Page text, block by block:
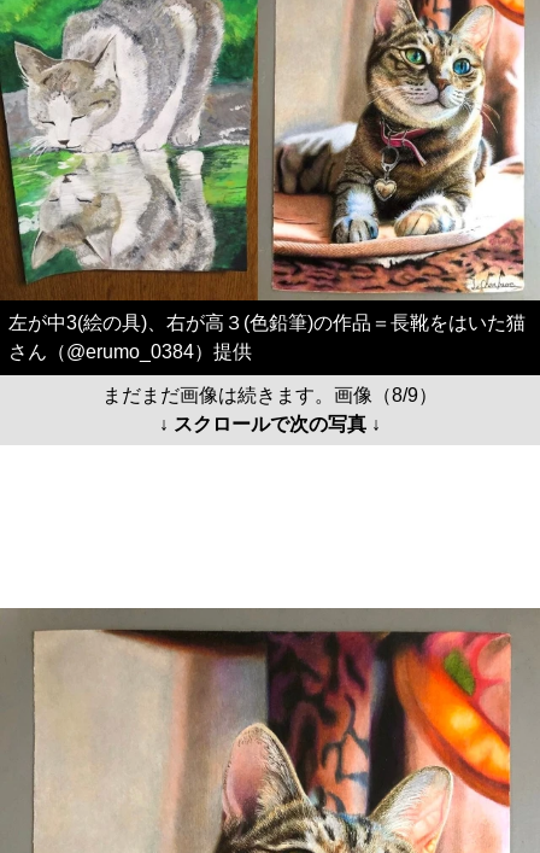
左が中3(絵の具)、右が高３(色鉛筆)の作品＝長靴をはいた猫
さん（@erumo_0384）提供
まだまだ画像は続きます。画像（8/9）
↓ スクロールで次の写真 ↓